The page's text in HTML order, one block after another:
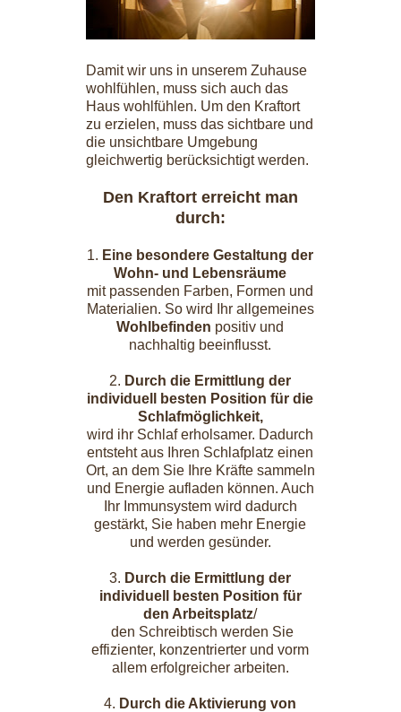
Damit wir uns in unserem Zuhause
wohlfühlen, muss sich auch das
Haus wohlfühlen. Um den Kraftort
zu erzielen, muss das sichtbare und
die unsichtbare Umgebung
gleichwertig berücksichtigt werden.
Den Kraftort erreicht man
durch:
1. Eine besondere Gestaltung der
Wohn- und Lebensräume
mit passenden Farben, Formen und
Materialien. So wird Ihr allgemeines
Wohlbefinden positiv und
nachhaltig beeinflusst.
2. Durch die Ermittlung der
individuell besten Position für die
Schlafmöglichkeit,
wird ihr Schlaf erholsamer. Dadurch
entsteht aus Ihren Schlafplatz einen
Ort, an dem Sie Ihre Kräfte sammeln
und Energie aufladen können. Auch
Ihr Immunsystem wird dadurch
gestärkt, Sie haben mehr Energie
und werden gesünder.
3. Durch die Ermittlung der
individuell besten Position für
den Arbeitsplatz/
den Schreibtisch werden Sie
effizienter, konzentrierter und vorm
allem erfolgreicher arbeiten.
4. Durch die Aktivierung von